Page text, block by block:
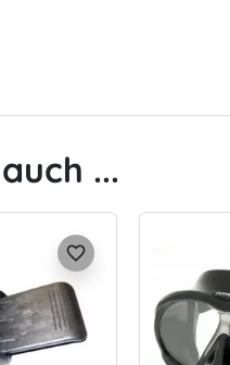
...
favorite_border